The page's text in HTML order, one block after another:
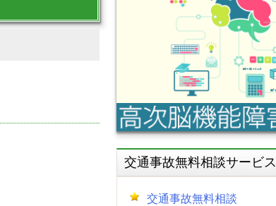
交通事故無料相談サービス
交通事故無料相談